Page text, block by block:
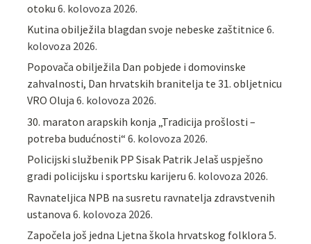
otoku 6. kolovoza 2026.
Kutina obilježila blagdan svoje nebeske zaštitnice 6.
kolovoza 2026.
Popovača obilježila Dan pobjede i domovinske
zahvalnosti, Dan hrvatskih branitelja te 31. obljetnicu
VRO Oluja 6. kolovoza 2026.
30. maraton arapskih konja „Tradicija prošlosti –
potreba budućnosti“ 6. kolovoza 2026.
Policijski službenik PP Sisak Patrik Jelaš uspješno
gradi policijsku i sportsku karijeru 6. kolovoza 2026.
Ravnateljica NPB na susretu ravnatelja zdravstvenih
ustanova 6. kolovoza 2026.
Započela još jedna Ljetna škola hrvatskog folklora 5.